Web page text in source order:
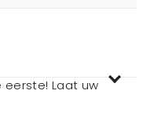
eerste! Laat uw